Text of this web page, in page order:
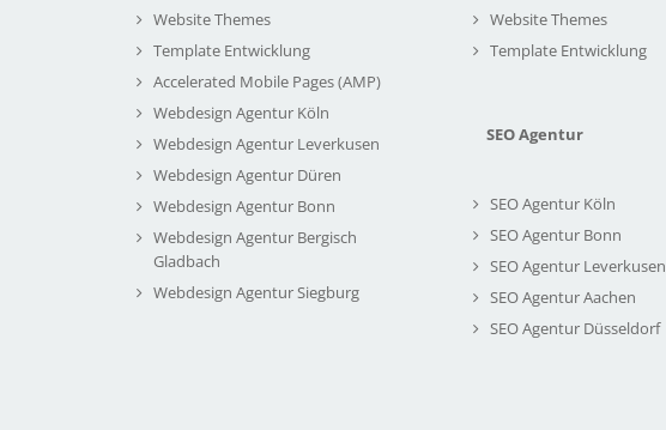
Website Themes
Template Entwicklung
Accelerated Mobile Pages (AMP)
Webdesign Agentur Köln
Webdesign Agentur Leverkusen
Webdesign Agentur Düren
Webdesign Agentur Bonn
Webdesign Agentur Bergisch
Gladbach
Webdesign Agentur Siegburg
Website Themes
Template Entwicklung
SEO Agentur
SEO Agentur Köln
SEO Agentur Bonn
SEO Agentur Leverkusen
SEO Agentur Aachen
SEO Agentur Düsseldorf